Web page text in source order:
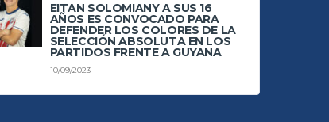
EITAN SOLOMIANY A SUS 16
AÑOS ES CONVOCADO PARA
DEFENDER LOS COLORES DE LA
SELECCIÓN ABSOLUTA EN LOS
PARTIDOS FRENTE A GUYANA
10/09/2023